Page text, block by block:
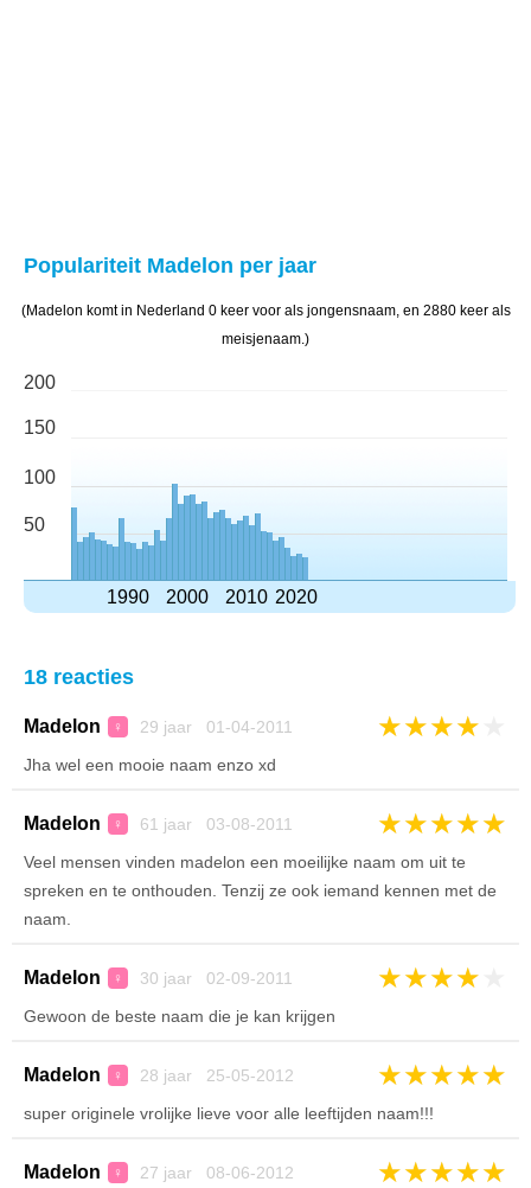
Populariteit Madelon per jaar
(Madelon komt in Nederland 0 keer voor als jongensnaam, en 2880 keer als
meisjenaam.)
200
150
100
50
1990 2000 2010 2020
18 reacties
Madelon ♀ 29 jaar 01-04-2011 ★★★★
Jha wel een mooie naam enzo xd
Madelon ♀ 61 jaar 03-08-2011 ★★★★★
Veel mensen vinden madelon een moeilijke naam om uit te
spreken en te onthouden. Tenzij ze ook iemand kennen met de
naam.
Madelon ♀ 30 jaar 02-09-2011 ★★★★
Gewoon de beste naam die je kan krijgen
Madelon ♀ 28 jaar 25-05-2012 ★★★★★
super originele vrolijke lieve voor alle leeftijden naam!!!
Madelon ♀ 27 jaar 08-06-2012 ★★★★★